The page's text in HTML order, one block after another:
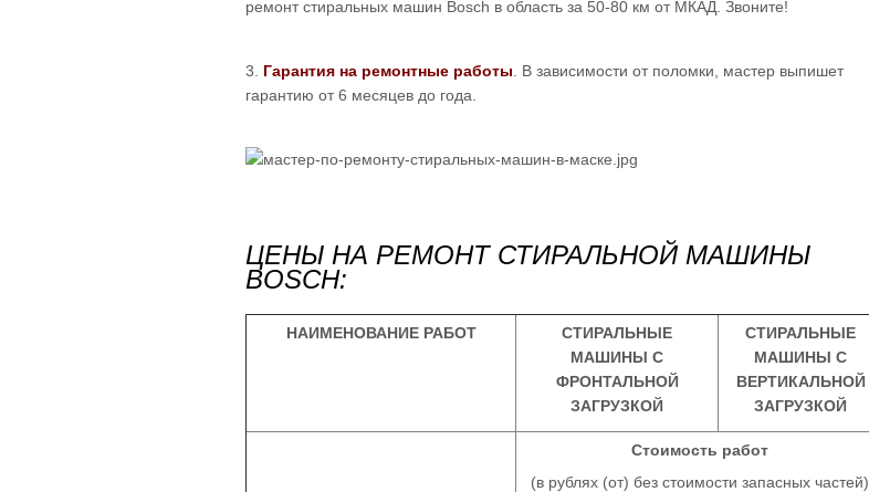
ремонт стиральных машин Bosch в область за 50-80 км от МКАД. Звоните!
3. Гарантия на ремонтные работы . В зависимости от поломки, мастер выпишет
гарантию от 6 месяцев до года.
ЦЕНЫ НА РЕМОНТ СТИРАЛЬНОЙ МАШИНЫ
BOSCH:
НАИМЕНОВАНИЕ РАБОТ
СТИРАЛЬНЫЕ
МАШИНЫ С
ФРОНТАЛЬНОЙ
ЗАГРУЗКОЙ
СТИРАЛЬНЫЕ
МАШИНЫ С
ВЕРТИКАЛЬНОЙ
ЗАГРУЗКОЙ
Стоимость работ
(в рублях (от) без стоимости запасных частей)